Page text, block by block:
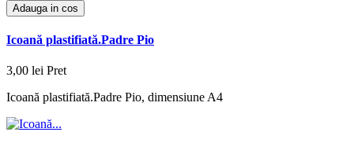
Adauga in cos
Icoană plastifiată.Padre Pio
3,00 lei Pret
Icoană plastifiată.Padre Pio, dimensiune A4